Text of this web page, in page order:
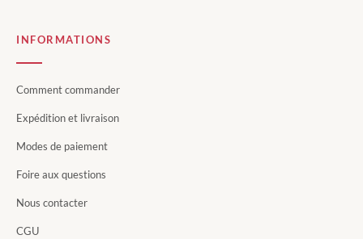
INFORMATIONS
Comment commander
Expédition et livraison
Modes de paiement
Foire aux questions
Nous contacter
CGU